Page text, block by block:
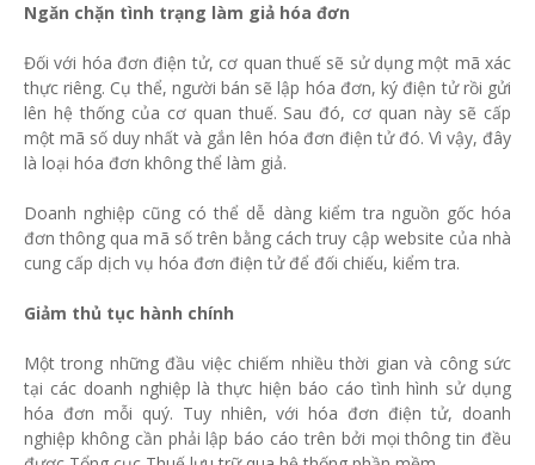
Ngăn chặn tình trạng làm giả hóa đơn
Đối với hóa đơn điện tử, cơ quan thuế sẽ sử dụng một mã xác
thực riêng. Cụ thể, người bán sẽ lập hóa đơn, ký điện tử rồi gửi
lên hệ thống của cơ quan thuế. Sau đó, cơ quan này sẽ cấp
một mã số duy nhất và gắn lên hóa đơn điện tử đó. Vì vậy, đây
là loại hóa đơn không thể làm giả.
Doanh nghiệp cũng có thể dễ dàng kiểm tra nguồn gốc hóa
đơn thông qua mã số trên bằng cách truy cập website của nhà
cung cấp dịch vụ hóa đơn điện tử để đối chiếu, kiểm tra.
Giảm thủ tục hành chính
Một trong những đầu việc chiếm nhiều thời gian và công sức
tại các doanh nghiệp là thực hiện báo cáo tình hình sử dụng
hóa đơn mỗi quý. Tuy nhiên, với hóa đơn điện tử, doanh
nghiệp không cần phải lập báo cáo trên bởi mọi thông tin đều